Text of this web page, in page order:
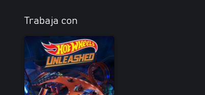
Trabaja con